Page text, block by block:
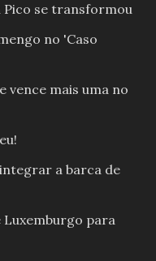
Pico se transformou
no 'Caso
vence mais uma no
a barca de
Luxemburgo para